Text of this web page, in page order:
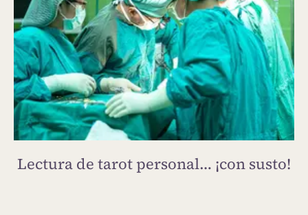
Lectura de tarot personal… ¡con susto!